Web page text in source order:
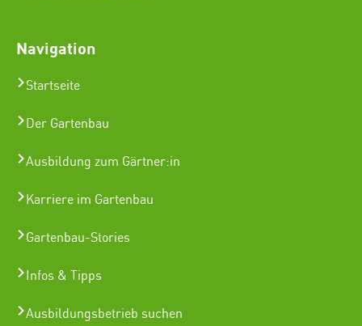
Navigation
Startseite
Der Gartenbau
Ausbildung zum Gärtner:in
Karriere im Gartenbau
Gartenbau-Stories
Infos & Tipps
Ausbildungsbetrieb suchen